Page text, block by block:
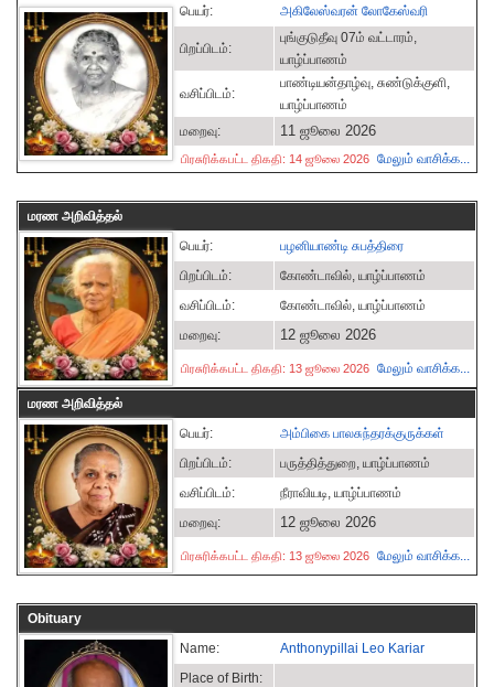
பெயர்:
அகிலேஸ்வரன் லோகேஸ்வரி
பிறப்பிடம்:
புங்குடுதீவு 07ம் வட்டாரம்,
யாழ்ப்பாணம்
வசிப்பிடம்:
பாண்டியன்தாழ்வு, சுண்டுக்குளி,
யாழ்ப்பாணம்
மறைவு:
11 ஜூலை 2026
பிரசுரிக்கபட்ட திகதி: 14 ஜூலை 2026 மேலும் வாசிக்க...
மரண அறிவித்தல்
பெயர்:
பழனியாண்டி சுபத்திரை
பிறப்பிடம்:
கோண்டாவில், யாழ்ப்பாணம்
வசிப்பிடம்:
கோண்டாவில், யாழ்ப்பாணம்
மறைவு:
12 ஜூலை 2026
பிரசுரிக்கபட்ட திகதி: 13 ஜூலை 2026 மேலும் வாசிக்க...
மரண அறிவித்தல்
பெயர்:
அம்பிகை பாலசுந்தரக்குருக்கள்
பிறப்பிடம்:
பருத்தித்துறை, யாழ்ப்பாணம்
வசிப்பிடம்:
நீராவியடி, யாழ்ப்பாணம்
மறைவு:
12 ஜூலை 2026
பிரசுரிக்கபட்ட திகதி: 13 ஜூலை 2026 மேலும் வாசிக்க...
Obituary
Name:
Anthonypillai Leo Kariar
Place of Birth: